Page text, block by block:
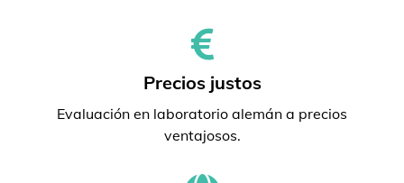
Precios justos
Evaluación en laboratorio alemán a precios
ventajosos.